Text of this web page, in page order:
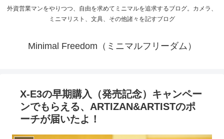
外資営業マンをやりつつ、自由を求めてミニマルを追求するブログ。カメラ、
ミニマリスト、文具、その他諸々を記すブログ
Minimal Freedom（ミニマルフリーダム）
X-E3の早期購入（発売記念）キャンペー
ンでもらえる、ARTIZAN&ARTISTのポ
ーチが届いたよ！